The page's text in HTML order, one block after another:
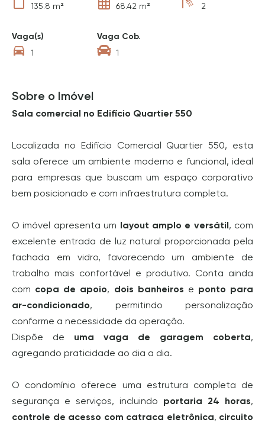
135.8 m² 68.42 m² 2
Vaga(s)
1
Vaga Cob.
1
Sobre o Imóvel
Sala comercial no Edifício Quartier 550
Localizada no Edifício Comercial Quartier 550, esta
sala oferece um ambiente moderno e funcional, ideal
para empresas que buscam um espaço corporativo
bem posicionado e com infraestrutura completa.
O imóvel apresenta um layout amplo e versátil, com
excelente entrada de luz natural proporcionada pela
fachada em vidro, favorecendo um ambiente de
trabalho mais confortável e produtivo. Conta ainda
com copa de apoio, dois banheiros e ponto para
ar-condicionado, permitindo personalização
conforme a necessidade da operação.
Dispõe de uma vaga de garagem coberta,
agregando praticidade ao dia a dia.
O condomínio oferece uma estrutura completa de
segurança e serviços, incluindo portaria 24 horas,
controle de acesso com catraca eletrônica, circuito